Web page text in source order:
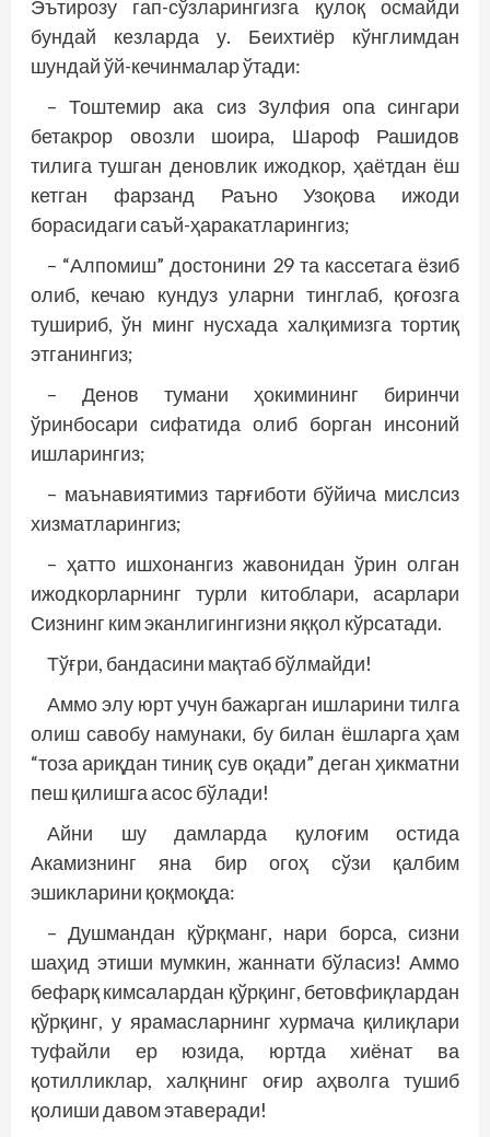
Эътирозу гап-сўзларингизга қулоқ осмайди
бундай кезларда у. Беихтиёр кўнглимдан
шундай ўй-кечинмалар ўтади:
– Тоштемир ака сиз Зулфия опа сингари
бетак­рор овозли шоира, Шароф Рашидов
тилига тушган деновлик ижодкор, ҳаётдан ёш
кетган фарзанд Раъно Узоқова ижоди
борасидаги саъй-ҳаракатларингиз;
– “Алпомиш” достонини 29 та кассетага ёзиб
олиб, кечаю кундуз уларни тинглаб, қоғозга
тушириб, ўн минг нусхада халқимизга тортиқ
этганингиз;
– Денов тумани ҳокимининг биринчи
ўринбосари сифатида олиб борган инсоний
ишларингиз;
– маънавиятимиз тарғиботи бўйича мислсиз
хизматларингиз;
– ҳатто ишхонангиз жавонидан ўрин олган
ижодкорларнинг турли китоблари, асарлари
Сизнинг ким эканлигингизни яққол кўрсатади.
Тўғри, бандасини мақтаб бўлмайди!
Аммо элу юрт учун бажарган ишларини тилга
олиш савобу намунаки, бу билан ёшларга ҳам
“тоза ариқдан тиниқ сув оқади” деган ҳикматни
пеш қилишга асос бўлади!
Айни шу дамларда қулоғим остида
Акамизнинг яна бир огоҳ сўзи қалбим
эшикларини қоқмоқда:
– Душмандан қўрқманг, нари борса, сизни
шаҳид этиши мумкин, жаннати бўласиз! Аммо
бефарқ кимсалардан қўрқинг, бетовфиқлардан
қўрқинг, у ярамасларнинг хурмача қилиқлари
туфайли ер юзида, юртда хиёнат ва
қотилликлар, халқнинг оғир аҳволга тушиб
қолиши давом этаверади!